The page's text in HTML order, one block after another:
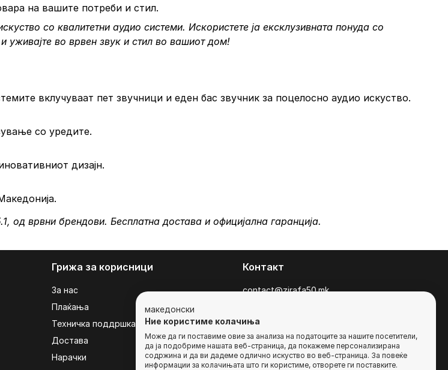
на вашите потреби и стил.
со квалитетни аудио системи. Искористете ја ексклузивната понуда со
и уживајте во врвен звук и стил во вашиот дом!
вклучуваат пет звучници и еден бас звучник за поцелосно аудио искуство.
со уредите.
дизајн.
од врвни брендови. Бесплатна достава и официјална гаранција.
Грижа за корисници
За нас
Плаќања
Техничка поддршка
Достава
Нарачки
Контакт
contact@zirafa50.mk
За барања на понуди, контактирајте нѐ
на:
b2b@zirafa50.mk
македонски
Ние користиме колачиња
Може да ги поставиме овие за анализа на податоците за нашите посетители,
да ја подобриме нашата веб-страница, да покажеме персонализирана
содржина и да ви дадеме одлично искуство во веб-страница. За повеќе
информации за колачињата што ги користиме, отворете ги поставките.